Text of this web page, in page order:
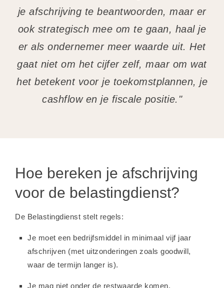
je afschrijving te beantwoorden, maar er
ook strategisch mee om te gaan, haal je
er als ondernemer meer waarde uit. Het
gaat niet om het cijfer zelf, maar om wat
het betekent voor je toekomstplannen, je
cashflow en je fiscale positie."
Hoe bereken je afschrijving
voor de belastingdienst?
De Belastingdienst stelt regels:
Je moet een bedrijfsmiddel in minimaal vijf jaar
afschrijven (met uitzonderingen zoals goodwill,
waar de termijn langer is).
Je mag niet onder de restwaarde komen.